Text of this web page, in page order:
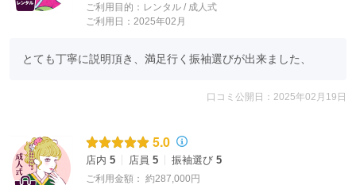
ご利用目的： レンタル / 成人式
ご利用日：2025年02月
とても丁寧に説明頂き、満足行く振袖選びが出来ました、
口コミ公開日：2025年02月19日
5.0
店内 5 店員 5 振袖選び 5
ご利用金額： 約287,000円